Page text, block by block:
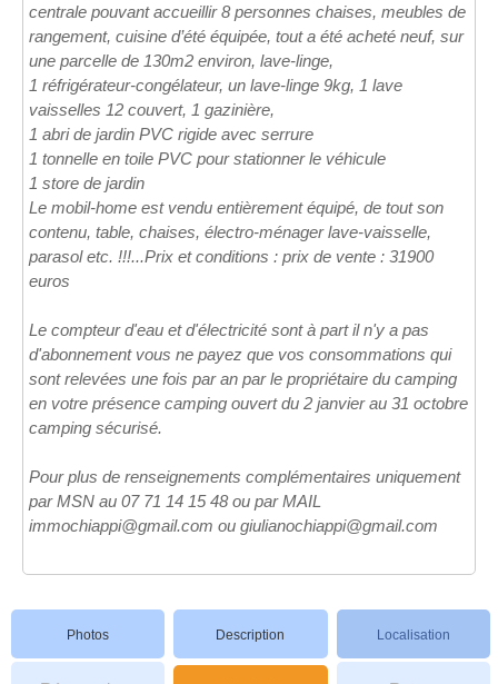
centrale pouvant accueillir 8 personnes chaises, meubles de
rangement, cuisine d’été équipée, tout a été acheté neuf, sur
une parcelle de 130m2 environ, lave-linge,
1 réfrigérateur-congélateur, un lave-linge 9kg, 1 lave
vaisselles 12 couvert, 1 gazinière,
1 abri de jardin PVC rigide avec serrure
1 tonnelle en toile PVC pour stationner le véhicule
1 store de jardin
Le mobil-home est vendu entièrement équipé, de tout son
contenu, table, chaises, électro-ménager lave-vaisselle,
parasol etc. !!!...Prix et conditions : prix de vente : 31900
euros
Le compteur d'eau et d'électricité sont à part il n'y a pas
d'abonnement vous ne payez que vos consommations qui
sont relevées une fois par an par le propriétaire du camping
en votre présence camping ouvert du 2 janvier au 31 octobre
camping sécurisé.
Pour plus de renseignements complémentaires uniquement
par MSN au 07 71 14 15 48 ou par MAIL
immochiappi@gmail.com ou giulianochiappi@gmail.com
Photos Description Localisation